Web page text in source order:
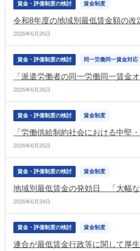
賃金・評価制度の検討 賃金制度
2026年6月26日
賃金・評価制度の検討 同一労働同一賃金対応
2026年6月26日
賃金・評価制度の検討 賃金制度
2026年6月25日
賃金・評価制度の検討 賃金制度
2026年6月24日
賃金・評価制度の検討 賃金制度